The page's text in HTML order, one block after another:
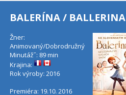
BALERÍNA / BALLERINA
Žner:
Animovaný/Dobrodružný
Minutáž˝: 89 min
Krajina:
Rok výroby: 2016
Premiéra: 19.10. 2016